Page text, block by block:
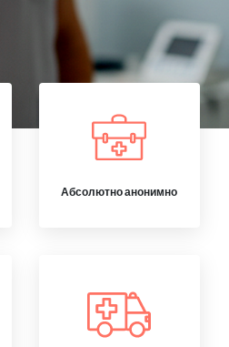
Абсолютно анонимно